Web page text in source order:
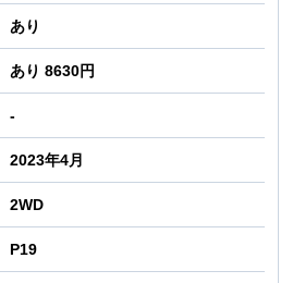
あり
あり 8630円
-
2023年4月
2WD
P19